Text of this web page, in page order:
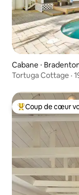
Cabane ⋅
Tortuga Cottage ·
Coups de cœur
Coup de cœur